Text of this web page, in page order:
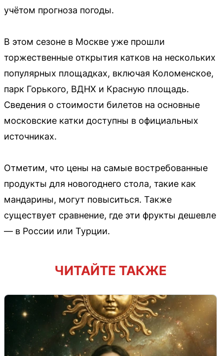
учётом прогноза погоды.
В этом сезоне в Москве уже прошли
торжественные открытия катков на нескольких
популярных площадках, включая Коломенское,
парк Горького, ВДНХ и Красную площадь.
Сведения о стоимости билетов на основные
московские катки доступны в официальных
источниках.
Отметим, что цены на самые востребованные
продукты для новогоднего стола, такие как
мандарины, могут повыситься. Также
существует сравнение, где эти фрукты дешевле
— в России или Турции.
ЧИТАЙТЕ ТАКЖЕ